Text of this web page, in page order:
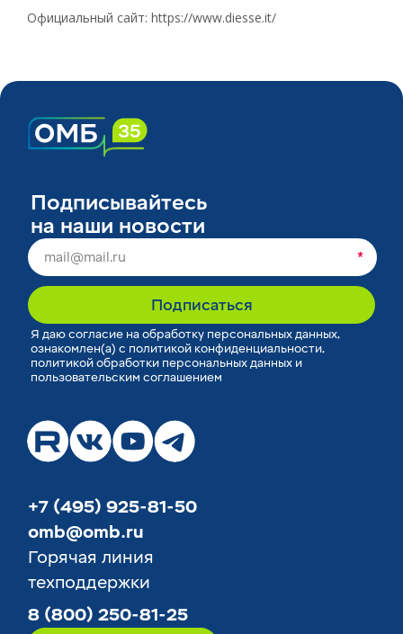
Официальный сайт: https://www.diesse.it/
Подписывайтесь
на наши новости
*
Подписаться
Я даю согласие на обработку персональных данных,
ознакомлен(а) с политикой конфиденциальности,
политикой обработки персональных данных и
пользовательским соглашением
+7 (495) 925-81-50
omb@omb.ru
Горячая линия
техподдержки
8 (800) 250-81-25